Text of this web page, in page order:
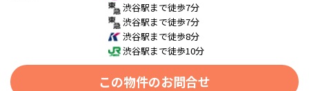
渋谷駅まで徒歩7分
渋谷駅まで徒歩7分
渋谷駅まで徒歩8分
渋谷駅まで徒歩10分
この物件のお問合せ